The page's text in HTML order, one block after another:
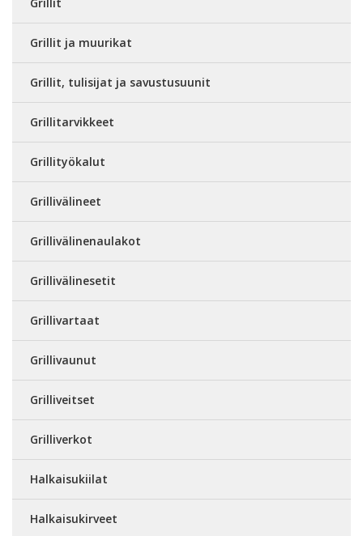
Grillit ja muurikat
Grillit, tulisijat ja savustusuunit
Grillitarvikkeet
Grillityökalut
Grillivälineet
Grillivälinenaulakot
Grillivälinesetit
Grillivartaat
Grillivaunut
Grilliveitset
Grilliverkot
Halkaisukiilat
Halkaisukirveet